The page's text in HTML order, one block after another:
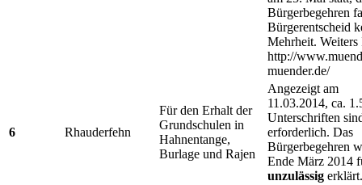
Bürgerbegehren
Bürgerentscheid
Mehrheit. Weiters
http://
muender.de/
6 Rhauderfehn
Für den Erhalt der
Grundschulen in
Hahnentange,
Burlage und Rajen
Angezeigt am
11.03.2014, ca.
Unterschriften
erforderlich. Das
Bürgerbegehren
Ende März 2014
unzulässig erklärt.